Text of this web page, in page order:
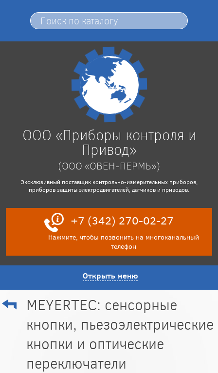
ООО «Приборы контроля и
Привод»
(ООО «ОВЕН-ПЕРМЬ»)
Эксклюзивный поставщик контрольно-измерительных приборов,
приборов защиты электродвигателей, датчиков и приводов.
+7 (342) 270-02-27
Нажмите, чтобы позвонить на многоканальный
телефон
Открыть меню
MEYERTEC: сенсорные
кнопки, пьезоэлектрические
кнопки и оптические
переключатели